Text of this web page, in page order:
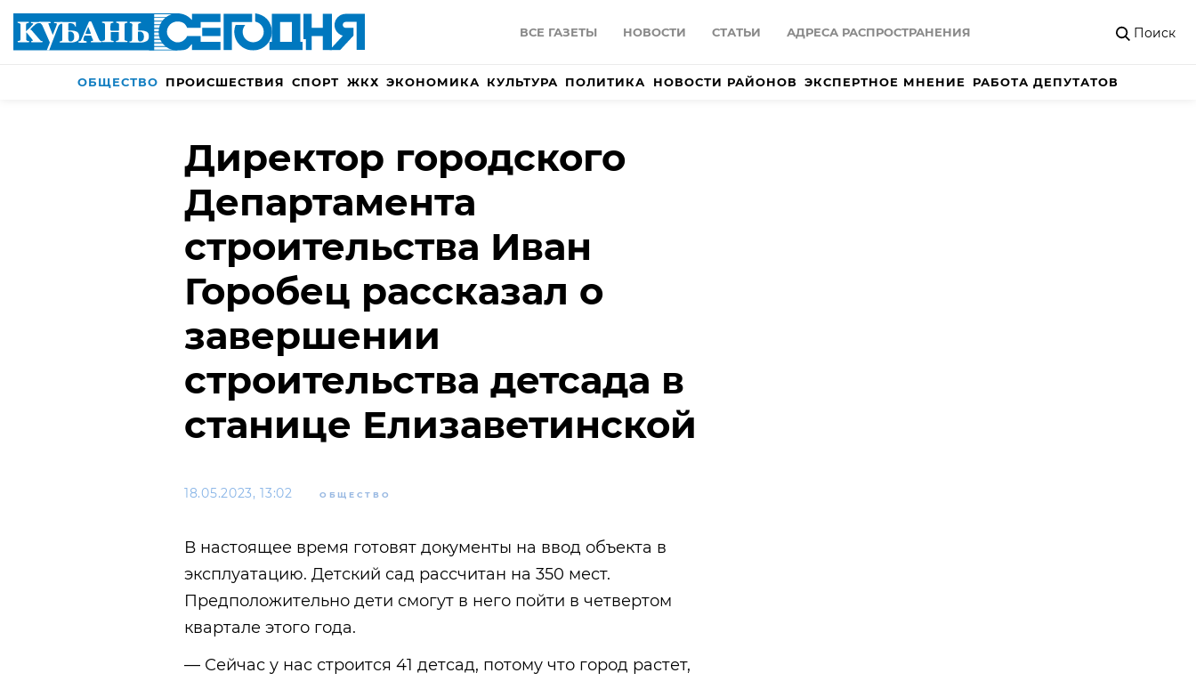
ВСЕ ГАЗЕТЫ НОВОСТИ СТАТЬИ АДРЕСА РАСПРОСТРАНЕНИЯ Поиск
ОБЩЕСТВО ПРОИСШЕСТВИЯ СПОРТ ЖКХ ЭКОНОМИКА КУЛЬТУРА ПОЛИТИКА НОВОСТИ РАЙОНОВ ЭКСПЕРТНОЕ МНЕНИЕ РАБОТА ДЕПУТАТОВ
Директор городского
Департамента
строительства Иван
Горобец рассказал о
завершении
строительства детсада в
станице Елизаветинской
18.05.2023, 13:02 ОБЩЕСТВО
В настоящее время готовят документы на ввод объекта в
эксплуатацию. Детский сад рассчитан на 350 мест.
Предположительно дети смогут в него пойти в четвертом
квартале этого года.
— Сейчас у нас строится 41 детсад, потому что город растет,